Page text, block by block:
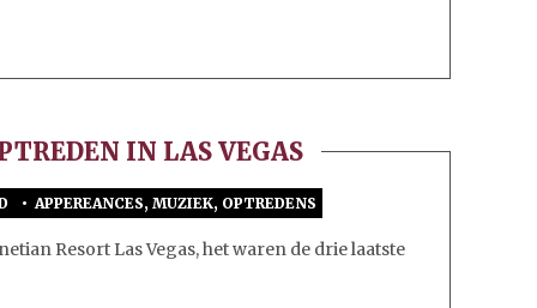
IN LAS VEGAS
VOOR
•APPEREANCES,MUZIEK, OPTREDENS
Resort Las Vegas, het waren de drie laatste